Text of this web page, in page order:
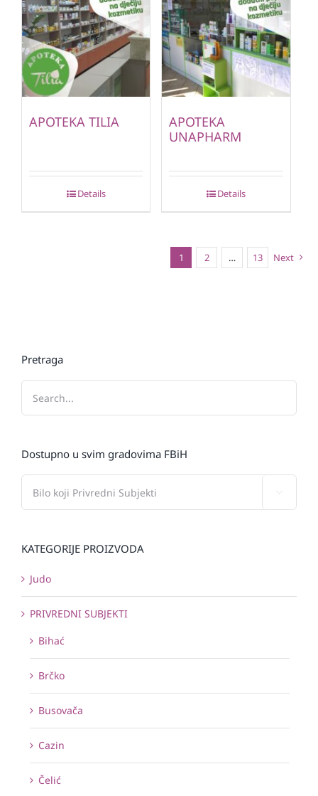
APOTEKA TILIA
Details
APOTEKA
UNAPHARM
Details
1 2 … 13 Next
Pretraga
Dostupno u svim gradovima FBiH
KATEGORIJE PROIZVODA
Judo
PRIVREDNI SUBJEKTI
Bihać
Brčko
Busovača
Cazin
Čelić